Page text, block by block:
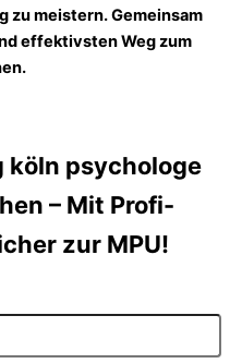
zu meistern. Gemeinsam
effektivsten Weg zum
psychologe
– Mit Profi-
zur MPU!